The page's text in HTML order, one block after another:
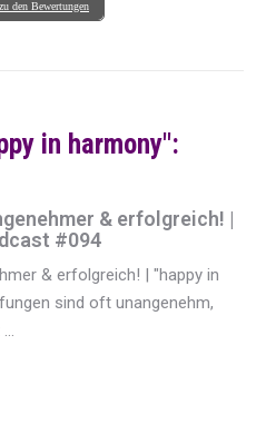
den Bewertungen
in harmony":
& erfolgreich! |
#094
& erfolgreich! | "happy in
sind oft unangenehm,